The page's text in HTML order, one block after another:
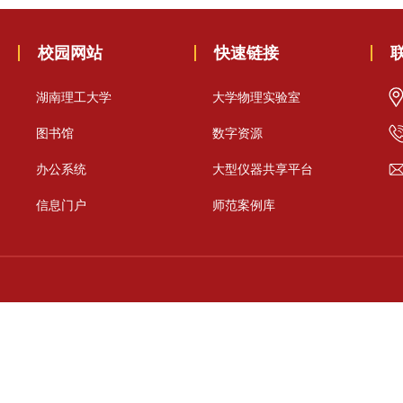
校园网站
湖南理工大学
图书馆
办公系统
信息门户
快速链接
大学物理实验室
数字资源
大型仪器共享平台
师范案例库